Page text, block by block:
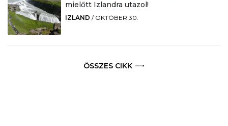
mielőtt Izlandra utazol!
IZLAND / OKTÓBER 30.
ÖSSZES CIKK